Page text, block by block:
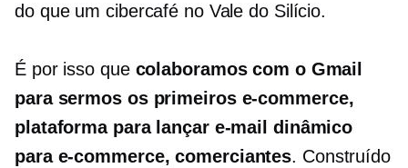
do que um cibercafé no Vale do Silício.
É por isso que colaboramos com o Gmail
para sermos os primeiros e-commerce,
plataforma para lançar e-mail dinâmico
para e-commerce, comerciantes. Construído